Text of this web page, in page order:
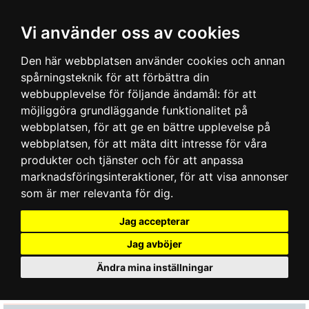
Vi använder oss av cookies
Den här webbplatsen använder cookies och annan
spårningsteknik för att förbättra din
webbupplevelse för följande ändamål: för att
möjliggöra grundläggande funktionalitet på
webbplatsen, för att ge en bättre upplevelse på
webbplatsen, för att mäta ditt intresse för våra
produkter och tjänster och för att anpassa
marknadsföringsinteraktioner, för att visa annonser
som är mer relevanta för dig.
Jag accepterar
Jag avböjer
Ändra mina inställningar